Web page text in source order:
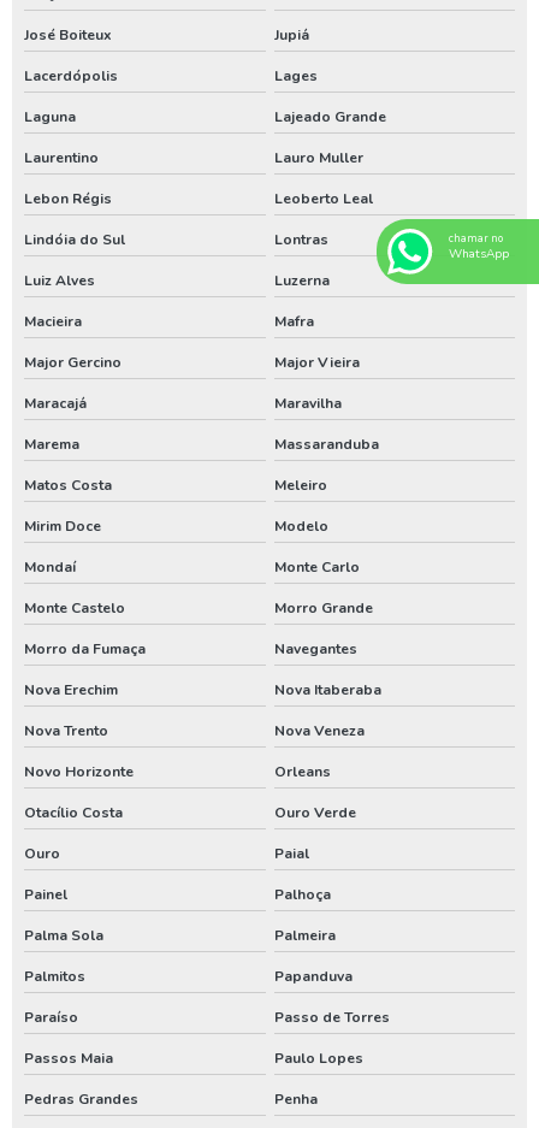
Limpeza de poço artesiano paraná
Limpeza de poço artesiano rio grande de sul
Limpezas de poços
Limpezas de poços em santa catarina
Limpezas de poços paraná
Manutenção de poço no sul
Manutenção poço artesiano em santa catarina
Manutenção poço artesiano paraná
Manutenção poço artesiano rio grande do sul
Perfuração de poço artesiano em santa catarina
Perfuração de poço artesiano no paraná
Perfuração de poço artesiano no rio grande do sul
Assistencia de bomba de poço em santa catarina
Assistencia de bomba de poço no parana
Conserto de poço artesiano em santa catarina
Conserto de poço artesiano no parana
Manutenção de bomba de poço em santa catarina
Manutenção de bomba de poço no paraná
Manutenção de bomba submersa em santa catarina
Manutenção de bomba submersa no paraná
Perfurador de poço em santa catarina
Perfurador de poço no parana
José Boiteux Jupiá
Lacerdópolis Lages
Laguna Lajeado Grande
Laurentino Lauro Muller
Lebon Régis Leoberto Leal
Lindóia do Sul Lontras
Luiz Alves Luzerna
Macieira Mafra
Major Gercino Major Vieira
Maracajá Maravilha
Marema Massaranduba
Matos Costa Meleiro
Mirim Doce Modelo
Mondaí Monte Carlo
Monte Castelo Morro Grande
Morro da Fumaça Navegantes
Nova Erechim Nova Itaberaba
Nova Trento Nova Veneza
Novo Horizonte Orleans
Otacílio Costa Ouro Verde
Ouro Paial
Painel Palhoça
Palma Sola Palmeira
Palmitos Papanduva
Paraíso Passo de Torres
Passos Maia Paulo Lopes
Pedras Grandes Penha
chamar no
WhatsApp